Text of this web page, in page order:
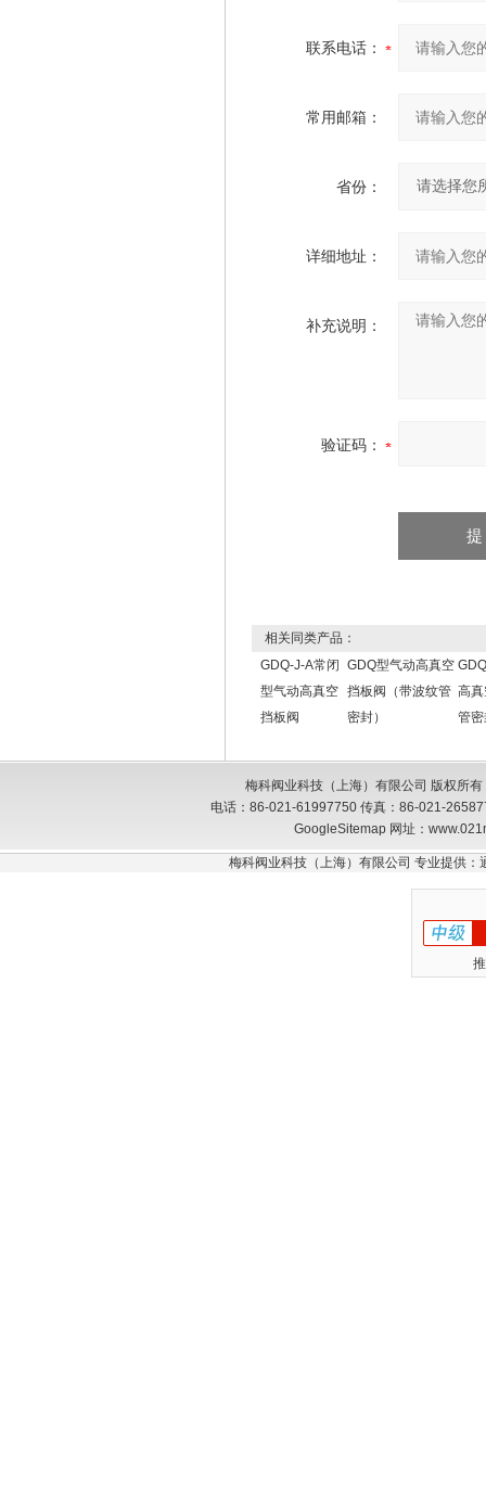
联系电话：
常用邮箱：
省份：
详细地址：
补充说明：
验证码：
相关同类产品：
GDQ-J-A常闭
型气动高真空
挡板阀
GDQ型气动高真空
挡板阀（带波纹管
密封）
高
管
梅科阀业科技（上海）有限公司 版权所
电话：86-021-61997750 传真：86-021-
GoogleSitemap网址：
梅科阀业科技（上海）有限公司 专业提供